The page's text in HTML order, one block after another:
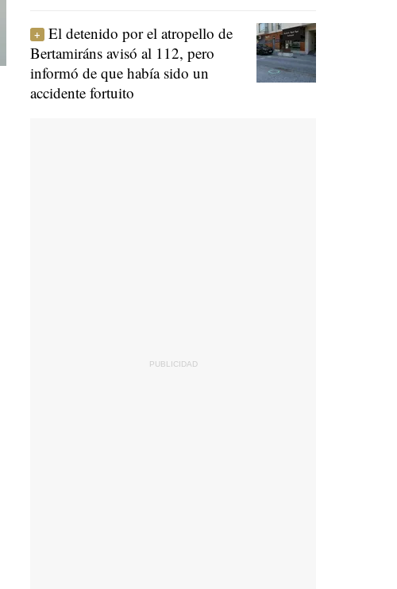
El detenido por el atropello de
Bertamiráns avisó al 112, pero
informó de que había sido un
accidente fortuito